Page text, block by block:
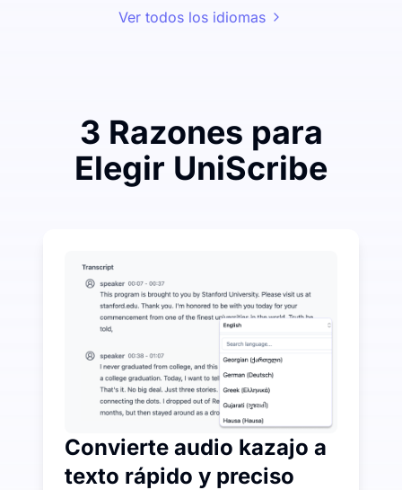
Ver todos los idiomas
3 Razones para
Elegir UniScribe
UniScribe ofrece 120 minutos de transcripción
Más funciones de IA disponibles más allá de Audio-
Generar automáticamente resúmenes, mapas
Convierte audio kazajo a
texto rápido y preciso